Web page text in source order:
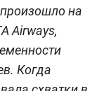
на
Airways,
Когда